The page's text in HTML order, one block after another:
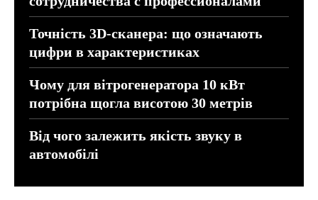
Точність 3D-сканера: що означають
цифри в характеристиках
Чому для вітрогенератора 10 кВт
потрібна щогла висотою 30 метрів
Від чого залежить якість звуку в
автомобілі